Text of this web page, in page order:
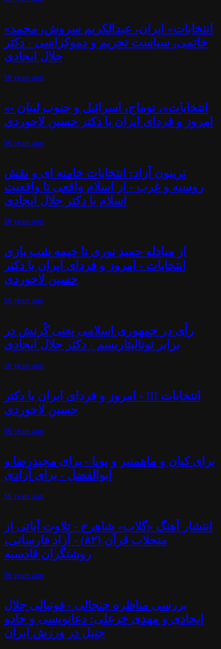
«انتخابات» ایران، عبدالکریم سروش، محمد
خاتمی، سیاست تحریم و دموکراسی - دکتر
جلال ایجادی
56 years ago
«انتخابات»، توماج، اسرائیل و جنوب لبنان -
امروز و فردای ایران با دکتر حسین لاجوردی
56 years ago
تریبون آزاد: انتخابات خامنه ای و نقش
روسیه و غرب - از اسلام واقعی تا واقعیت
اسلام با دکتر جلال ایجادی
56 years ago
از مبادله حمید نوری تا خیمه شب بازی
انتخابات - امروز و فردای ایران با دکتر
حسین لاجوردی
56 years ago
رأی در جمهوری اسلامی یعنی کُرنش در
برابر توتالیتاریسم - دکتر جلال ایجادی
56 years ago
انتخابات !!! - امروز و فردای ایران با دکتر
حسین لاجوردی
56 years ago
برای کیان و ماهمنیر و پویا - برای مجیدرضا و
ابوالفضل - برای آزادی
56 years ago
انتشار آهنگ «گلاب» شاهرخ - تلاوت آیاتی از
منجلاب قرآن (۸۲) - آزاد فارسانی،
روشنگران قادسیه
56 years ago
بررسی مناظره جنجالی - فوتبالی جلال
ایجادی و مهدی خزعلی: دعانویسی و جادو
جنبل در ورزش ایران